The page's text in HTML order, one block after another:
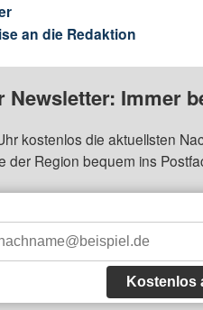
an die Redaktion
Newsletter: Immer
kostenlos die aktuellsten
der Region bequem ins
Kostenlos